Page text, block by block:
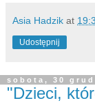
Asia Hadzik at
Udostępnij
sobota, 30
"Dzieci,